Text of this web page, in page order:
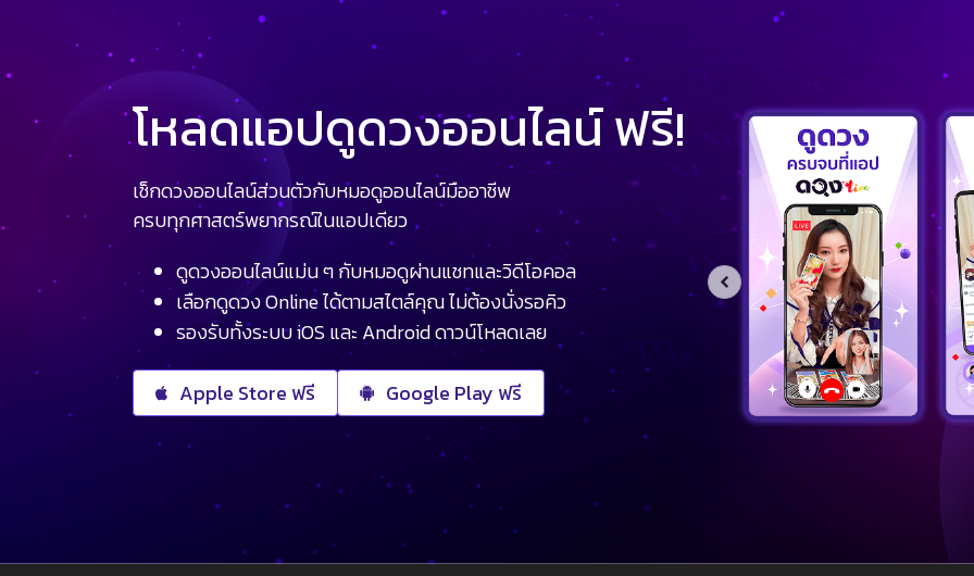
โหลดแอปดูดวงออนไลน์ ฟรี!
เช็กดวงออนไลน์ส่วนตัวกับหมอดูออนไลน์มืออาชีพ
ครบทุกศาสตร์พยากรณ์ในแอปเดียว
ดูดวงออนไลน์แม่น ๆ กับหมอดูผ่านแชทและวิดีโอคอล
เลือกดูดวง Online ได้ตามสไตล์คุณ ไม่ต้องนั่งรอคิว
รองรับทั้งระบบ iOS และ Android ดาวน์โหลดเลย
Apple Store ฟรี Google Play ฟรี